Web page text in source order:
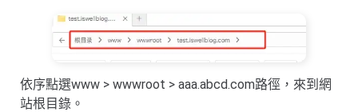
依序點選www > wwwroot > aaa.abcd.com路徑，來到網
站根目錄。